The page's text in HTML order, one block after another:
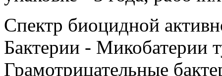
Спектр биоцидной
Бактерии - Микобатерии
Грамотрицательные